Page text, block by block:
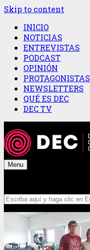
Skip to content
INICIO
NOTICIAS
ENTREVISTAS
PODCAST
OPINIÓN
PROTAGONISTAS
NEWSLETTERS
QUÉ ES DEC
DEC TV
Menu